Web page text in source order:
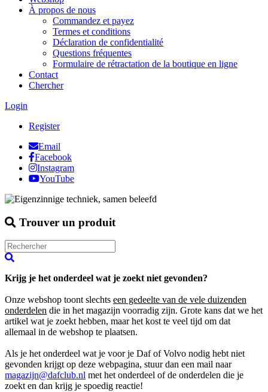
À propos de nous
Commandez et payez
Termes et conditions
Déclaration de confidentialité
Questions fréquentes
Formulaire de rétractation de la boutique en ligne
Contact
Chercher
Login
Register
Email
Facebook
Instagram
YouTube
Trouver un produit
Krijg je het onderdeel wat je zoekt niet gevonden?
Onze webshop toont slechts een gedeelte van de vele duizenden
onderdelen die in het magazijn voorradig zijn. Grote kans dat we het
artikel wat je zoekt hebben, maar het kost te veel tijd om dat
allemaal in de webshop te plaatsen.
Als je het onderdeel wat je voor je Daf of Volvo nodig hebt niet
gevonden krijgt op deze webpagina, stuur dan een mail naar
magazijn@dafclub.nl met het onderdeel of de onderdelen die je
zoekt en dan krijg je spoedig reactie!